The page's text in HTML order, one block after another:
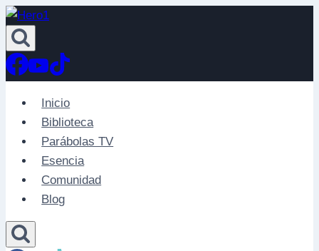
Saltar
al
contenido
Inicio
Biblioteca
Parábolas TV
Esencia
Comunidad
Blog